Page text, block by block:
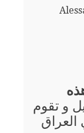
و تقوم
العراق